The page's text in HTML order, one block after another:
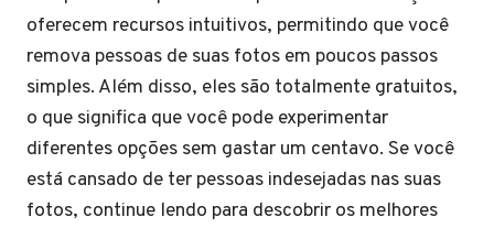
oferecem recursos intuitivos, permitindo que você
remova pessoas de suas fotos em poucos passos
simples. Além disso, eles são totalmente gratuitos,
o que significa que você pode experimentar
diferentes opções sem gastar um centavo. Se você
está cansado de ter pessoas indesejadas nas suas
fotos, continue lendo para descobrir os melhores